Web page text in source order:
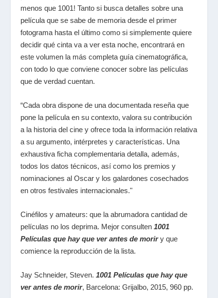
menos que 1001! Tanto si busca detalles sobre una
película que se sabe de memoria desde el primer
fotograma hasta el último como si simplemente quiere
decidir qué cinta va a ver esta noche, encontrará en
este volumen la más completa guía cinematográfica,
con todo lo que conviene conocer sobre las películas
que de verdad cuentan.
“Cada obra dispone de una documentada reseña que
pone la película en su contexto, valora su contribución
a la historia del cine y ofrece toda la información relativa
a su argumento, intérpretes y características. Una
exhaustiva ficha complementaria detalla, además,
todos los datos técnicos, así como los premios y
nominaciones al Oscar y los galardones cosechados
en otros festivales internacionales."
Cinéfilos y amateurs: que la abrumadora cantidad de
películas no los deprima. Mejor consulten 1001
Películas que hay que ver antes de moriry que
comience la reproducción de la lista.
Jay Schneider, Steven.1001 Películas que hay que
ver antes de morir, Barcelona: Grijalbo, 2015, 960 pp.